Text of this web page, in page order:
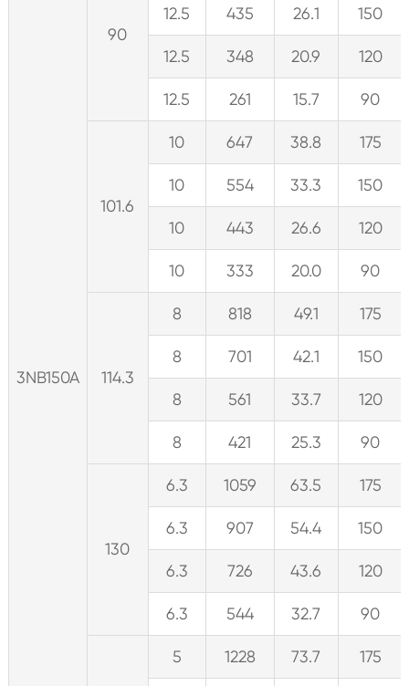
3NB150A
90
12.5 435 26.1 150
12.5 348 20.9 120
12.5 261 15.7 90
101.6
10 647 38.8 175
10 554 33.3 150
10 443 26.6 120
10 333 20.0 90
114.3
8 818 49.1 175
8 701 42.1 150
8 561 33.7 120
8 421 25.3 90
130
6.3 1059 63.5 175
6.3 907 54.4 150
6.3 726 43.6 120
6.3 544 32.7 90
5 1228 73.7 175